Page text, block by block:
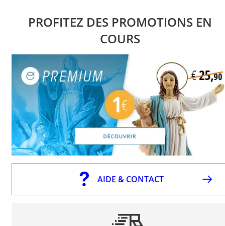
PROFITEZ DES PROMOTIONS EN
COURS
AIDE & CONTACT